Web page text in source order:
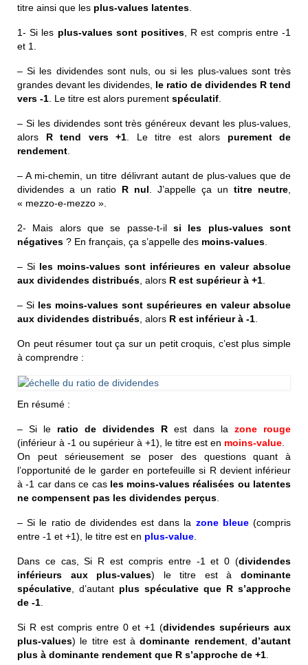
titre ainsi que les plus-values latentes
1- Si les plus-values sont positives , R est compris entre -1
et 1.
– Si les dividendes sont nuls, ou si les plus-values sont très
grandes devant les dividendes, le ratio de dividendes R tend
vers -1 . Le titre est alors purement spéculatif
– Si les dividendes sont très généreux devant les plus-values,
alors R tend vers +1 . Le titre est alors purement de
rendement
– A mi-chemin, un titre délivrant autant de plus-values que de
dividendes a un ratio R nul . J’appelle ça un titre neutre
« mezzo-e-mezzo ».
2- Mais alors que se passe-t-ilsi les plus-values sont
négatives ? En français, ça s’appelle des moins-values
– Si les moins-values sont inférieures en valeur absolue
aux dividendes distribués , alors R est supérieur à +1
– Si les moins-values sont supérieures en valeur absolue
aux dividendes distribués , alors R est inférieur à -1
On peut résumer tout ça sur un petit croquis, c’est plus simple
à comprendre :
En résumé :
– Si le ratio de dividendes R est dans la zone rouge
(inférieur à -1 ou supérieur à +1), le titre est en moins-value
On peut sérieusement se poser des questions quant à
l’opportunité de le garder en portefeuille si R devient inférieur
à -1 car dans ce casles moins-values réalisées ou latentes
ne compensent pas les dividendes perçus
– Si le ratio de dividendes est dans la zone bleue(compris
entre -1 et +1), le titre est en plus-value
Dans ce cas, Si R est compris entre -1 et 0 (dividendes
inférieurs aux plus-values) le titre est àdominante
spéculative , d’autant plus spéculative que R s’approche
de -1
Si R est compris entre 0 et +1 (dividendes supérieurs aux
plus-values) le titre est àdominante rendement,d’autant
plus à dominante rendement que R s’approche de +1